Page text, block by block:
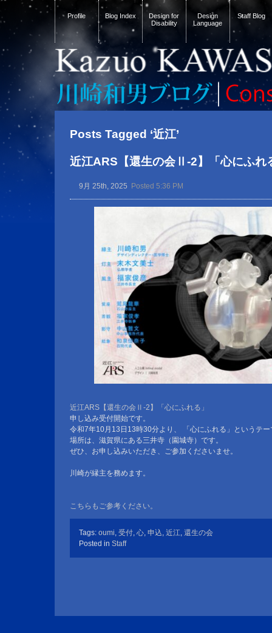
Profile Blog Index
Design for
Disability
Design
Language
Staff Blog
Posts Tagged ‘近江’
近江ARS【還生の会Ⅱ-2】「心にふれ
9月 25th, 2025 Posted 5:36 PM
近江ARS【還生の会Ⅱ-2】「心にふれる」
申し込み受付開始です。
令和7年10月13日13時30分より、 「心にふれる」というテ
場所は、滋賀県にある三井寺（園城寺）です。
ぜひ、お申し込みいただき、ご参加くださいませ。
川崎が縁主を務めます。
こちらもご参考ください。
Tags: oumi 受付 心 申込 近江 還生の会
Posted in Staff